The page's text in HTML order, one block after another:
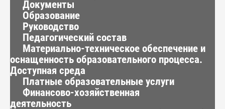
Документы
Образование
Руководство
Педагогический состав
Материально-техническое обеспечение и
оснащенность образовательного процесса.
Доступная среда
Платные образовательные услуги
Финансово-хозяйственная
деятельность